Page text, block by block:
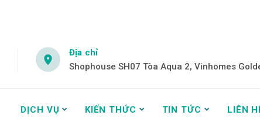
Địa chỉ
Shophouse SH07 Tòa Aqua 2, Vinhomes
DỊCH VỤ KIẾN THỨC TIN TỨC LIÊN